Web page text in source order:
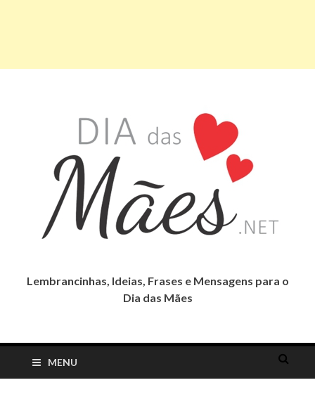
Lembrancinhas, Ideias, Frases e Mensagens para o
Dia das Mães
Dia das Mães
MENU